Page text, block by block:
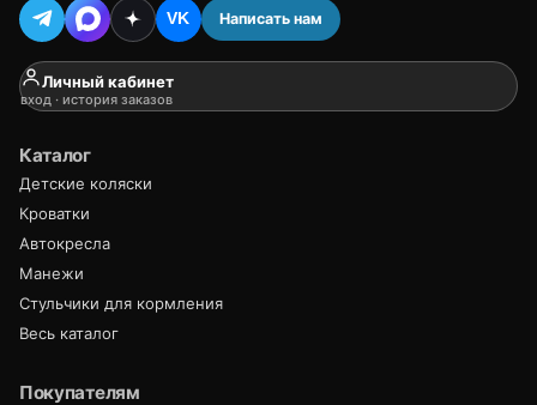
VK Написать нам
Личный кабинет
вход · история заказов
Каталог
Детские коляски
Кроватки
Автокресла
Манежи
Стульчики для кормления
Весь каталог
Покупателям